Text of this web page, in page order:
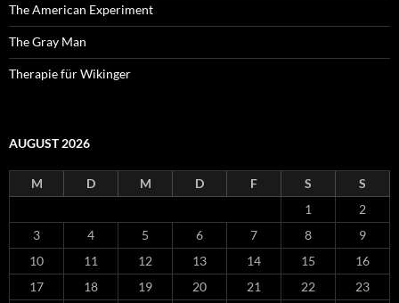
The American Experiment
The Gray Man
Therapie für Wikinger
AUGUST 2026
M D M D F S
S
1
2
3
4 5 6 7 8
9
10
11 12 13 14 15
16
17
18 19 20 21 22
23